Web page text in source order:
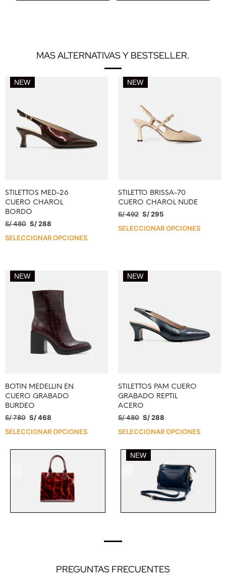
MAS ALTERNATIVAS Y BESTSELLER.
NEW
STILETTOS MED-26
CUERO CHAROL
BORDO
S/480 S/288
SELECCIONAR OPCIONES
NEW
STILETTO BRISSA-70
CUERO CHAROL NUDE
S/492 S/295
SELECCIONAR OPCIONES
NEW
BOTIN MEDELLIN EN
CUERO GRABADO
BURDEO
S/780 S/468
SELECCIONAR OPCIONES
NEW
STILETTOS PAM CUERO
GRABADO REPTIL
ACERO
S/480 S/288
SELECCIONAR OPCIONES
PREGUNTAS FRECUENTES